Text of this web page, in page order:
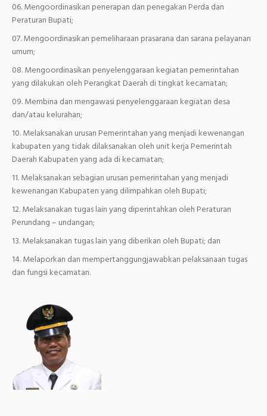
Mengoordinasikan penerapan dan penegakan Perda dan
Peraturan Bupati;
Mengoordinasikan pemeliharaan prasarana dan sarana pelayanan
umum;
Mengoordinasikan penyelenggaraan kegiatan pemerintahan
yang dilakukan oleh Perangkat Daerah di tingkat kecamatan;
Membina dan mengawasi penyelenggaraan kegiatan desa
dan/atau kelurahan;
Melaksanakan urusan Pemerintahan yang menjadi kewenangan
kabupaten yang tidak dilaksanakan oleh unit kerja Pemerintah
Daerah Kabupaten yang ada di kecamatan;
Melaksanakan sebagian urusan pemerintahan yang menjadi
kewenangan Kabupaten yang dilimpahkan oleh Bupati;
Melaksanakan tugas lain yang diperintahkan oleh Peraturan
Perundang – undangan;
Melaksanakan tugas lain yang diberikan oleh Bupati; dan
Melaporkan dan mempertanggungjawabkan pelaksanaan tugas
dan fungsi kecamatan.